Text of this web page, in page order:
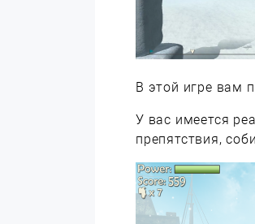
В этой игре вам
У вас имеется
препятствия,